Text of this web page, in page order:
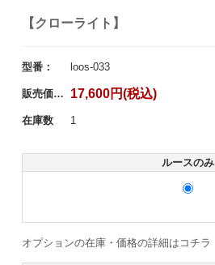
【クローライト】
型番： loos-033
販売価格： 17,600円(税込)
在庫数 1
ルースのみ
オプションの在庫・価格の詳細はコチラ